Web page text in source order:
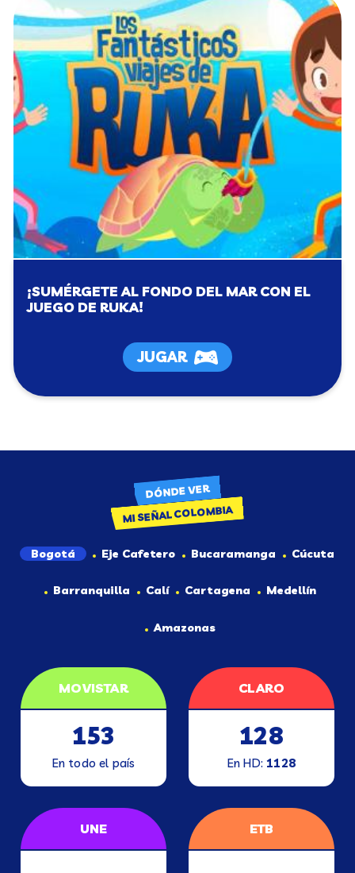
¡SUMÉRGETE AL FONDO DEL MAR CON EL
JUEGO DE RUKA!
JUGAR
DÓNDE VER
MI SEÑAL COLOMBIA
Bogotá Eje Cafetero Bucaramanga Cúcuta
Barranquilla Calí Cartagena Medellín
Amazonas
MOVISTAR
153
En todo el país
CLARO
128
En HD:1128
UNE ETB